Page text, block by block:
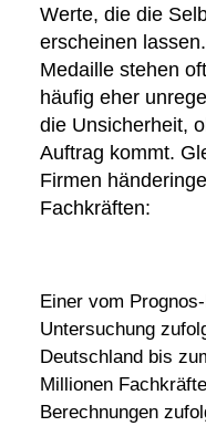
Werte, die die
erscheinen
Medaille stehen
häufig eher
die Unsicherheit,
Auftrag kommt.
Firmen
Fachkräften:
Einer vom
Untersuchung
Deutschland bis
Millionen
Berechnungen